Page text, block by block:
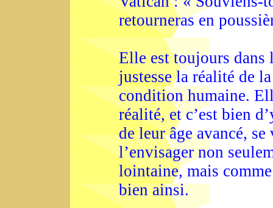
retourneras en
Elle est toujours dans
justesse la réalité de
condition humaine.
réalité, et c’est bien
de leur âge avancé,
l’envisager non
lointaine, mais
bien ainsi.